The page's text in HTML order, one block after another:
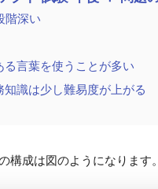
階深い
る言葉を使うことが多い
知識は少し難易度が上がる
構成は図のようになります。